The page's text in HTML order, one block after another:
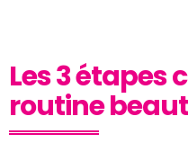
Les 3 étapes
routine